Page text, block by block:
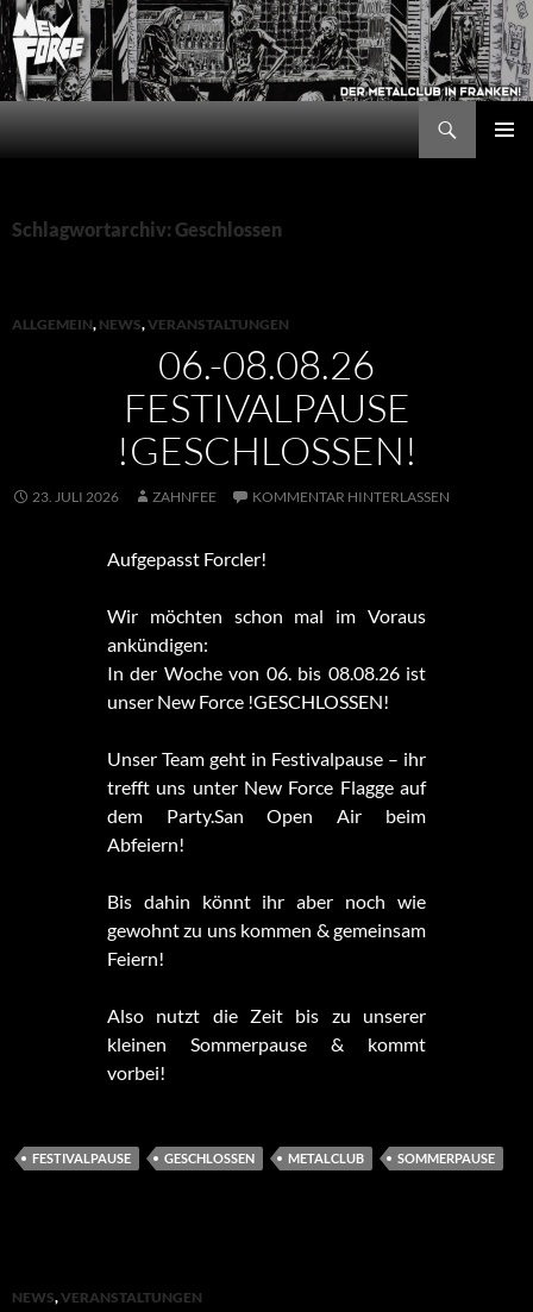
Zum
Inhalt
springen
New Force
Schlagwortarchiv: Geschlossen
ALLGEMEIN, NEWS,VERANSTALTUNGEN
06.-08.08.26
FESTIVALPAUSE
!GESCHLOSSEN!
23. JULI 2026 ZAHNFEE KOMMENTAR HINTERLASSEN
Aufgepasst Forcler!
Wir möchten schon mal im Voraus
ankündigen:
In der Woche von 06. bis 08.08.26 ist
unser New Force !GESCHLOSSEN!
Unser Team geht in Festivalpause – ihr
trefft uns unter New Force Flagge auf
dem Party.San Open Air beim
Abfeiern!
Bis dahin könnt ihr aber noch wie
gewohnt zu uns kommen & gemeinsam
Feiern!
Also nutzt die Zeit bis zu unserer
kleinen Sommerpause & kommt
vorbei!
FESTIVALPAUSE GESCHLOSSEN METALCLUB SOMMERPAUSE
NEWS,VERANSTALTUNGEN